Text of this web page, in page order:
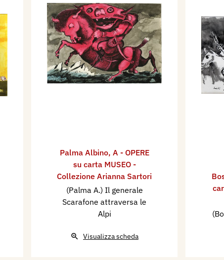
Palma Albino, A - OPERE
su carta MUSEO -
Collezione Arianna Sartori
(Palma A.) Il generale
Scarafone attraversa le
Alpi
Visualizza scheda